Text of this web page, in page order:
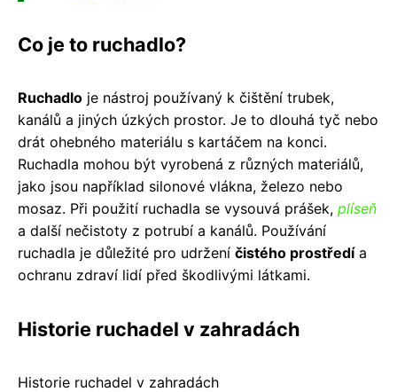
Co je to ruchadlo?
Ruchadlo je nástroj používaný k čištění trubek,
kanálů a jiných úzkých prostor. Je to dlouhá tyč nebo
drát ohebného materiálu s kartáčem na konci.
Ruchadla mohou být vyrobená z různých materiálů,
jako jsou například silonové vlákna, železo nebo
mosaz. Při použití ruchadla se vysouvá prášek, plíseň
a další nečistoty z potrubí a kanálů. Používání
ruchadla je důležité pro udržení čistého prostředía
ochranu zdraví lidí před škodlivými látkami.
Historie ruchadel v zahradách
Historie ruchadel v zahradách